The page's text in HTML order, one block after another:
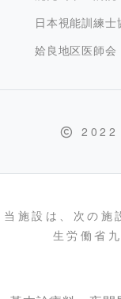
日本視能訓練士
姶良地区医師会
2022
当施設は、次の施
生労働省